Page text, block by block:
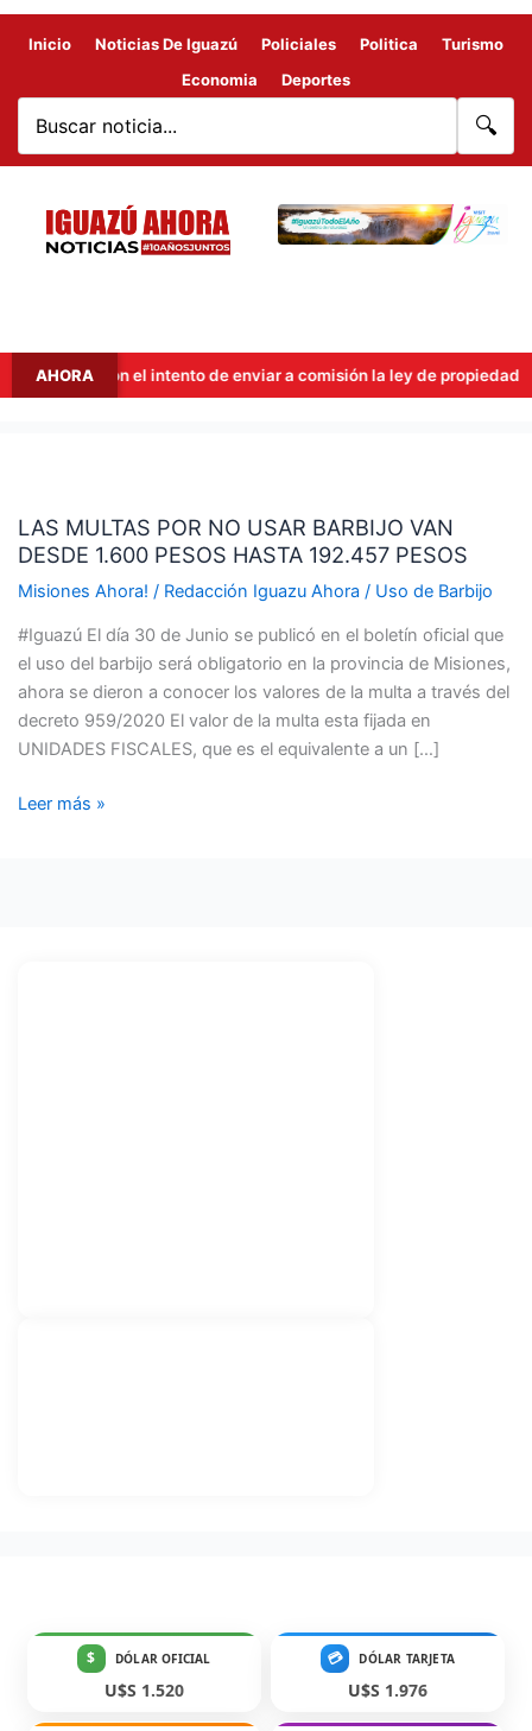
Inicio Noticias De Iguazú Policiales Politica
Turismo
Economia
Deportes
🔍
AHORA
frenaron el intento de enviar a comisión la ley de propiedad
LAS MULTAS POR NO USAR BARBIJO VAN
DESDE 1.600 PESOS HASTA 192.457 PESOS
Misiones Ahora! / Redacción Iguazu Ahora / Uso de Barbijo
#Iguazú El día 30 de Junio se publicó en el boletín oficial que
el uso del barbijo será obligatorio en la provincia de Misiones,
ahora se dieron a conocer los valores de la multa a través del
decreto 959/2020 El valor de la multa esta fijada en
UNIDADES FISCALES, que es el equivalente a un […]
POR
NO
USAR
VAN
DESDE
1.600
PESOS
HASTA
PESOS
Leer más »
$ DÓLAR OFICIAL
U$S 1.520
💳 DÓLAR TARJETA
U$S 1.976